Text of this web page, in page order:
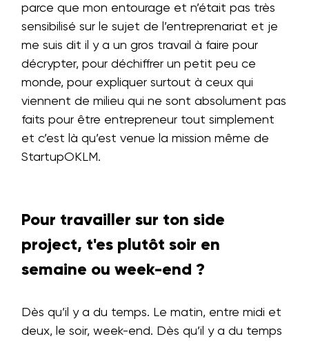
parce que mon entourage et n’était pas très
sensibilisé sur le sujet de l’entreprenariat et je
me suis dit il y a un gros travail à faire pour
décrypter, pour déchiffrer un petit peu ce
monde, pour expliquer surtout à ceux qui
viennent de milieu qui ne sont absolument pas
faits pour être entrepreneur tout simplement
et c’est là qu’est venue la mission même de
StartupOKLM.
Pour travailler sur ton side
project, t'es plutôt soir en
semaine ou week-end ?
Dès qu’il y a du temps. Le matin, entre midi et
deux, le soir, week-end. Dès qu’il y a du temps